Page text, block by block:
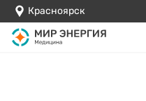
Красноярск